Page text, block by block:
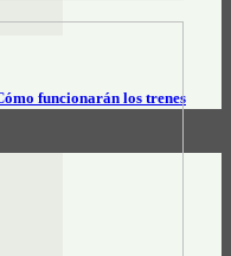
funcionarán los trenes